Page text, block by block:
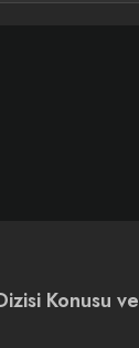
Konusu ve